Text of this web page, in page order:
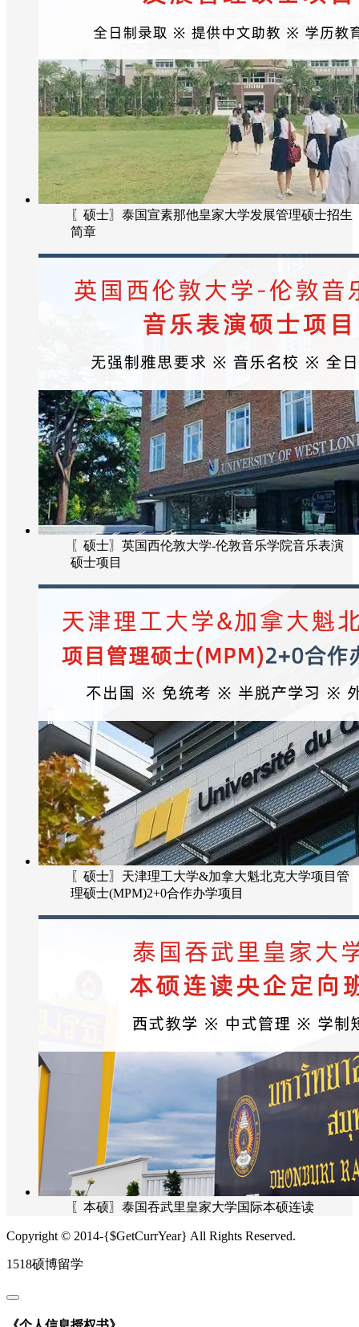
〖硕士〗泰国宣素那他皇家大学发展管理硕士招生
简章
〖硕士〗英国西伦敦大学-伦敦音乐学院音乐表演
硕士项目
〖硕士〗天津理工大学&加拿大魁北克大学项目管
理硕士(MPM)2+0合作办学项目
〖本硕〗泰国吞武里皇家大学国际本硕连读
Copyright © 2014-{$GetCurrYear} All Rights Reserved.
1518硕博留学